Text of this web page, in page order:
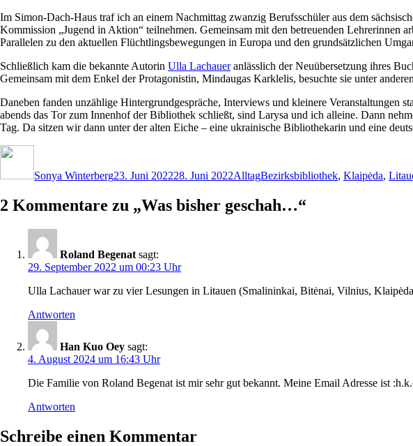
Im Simon-Dach-Haus traf ich an einem Nachmittag zwanzig Berufsschüler aus dem
Kommission „Jugend in Aktion“ teilnehmen. Gemeinsam mit den betreuenden
Parallelen zu den aktuellen Flüchtlingsbewegungen in Europa und den grundsätzlichen
Schließlich kam die bekannte Autorin Ulla Lachaueranlässlich der Neuübersetzung ihres
Gemeinsam mit dem Enkel der Protagonistin, Mindaugas Karklelis, besuchte sie unter
Daneben fanden unzählige Hintergrundgespräche, Interviews und kleinere Veranstaltungen
abends das Tor zum Innenhof der Bibliothek schließt, sind Larysa und ich alleine. Dann
Tag. Da sitzen wir dann unter der alten Eiche – eine ukrainische Bibliothekarin und eine
Sonya Winterberg23. Juni 202228. Juni 2022AlltagBezirksbibliothek, Klaipėda,
2 Kommentare zu „Was bisher geschah…“
Roland Begenat sagt:
29. September 2022 um 00:23 Uhr
Ulla Lachauer war zu vier Lesungen in Litauen (Smalininkai, Bitėnai, Vilnius,
Antworten
Han Kuo Oey sagt:
4. August 2024 um 16:43 Uhr
Die Familie von Roland Begenat ist mir sehr gut bekannt. Meine Email Adresse ist
Antworten
Schreibe einen Kommentar